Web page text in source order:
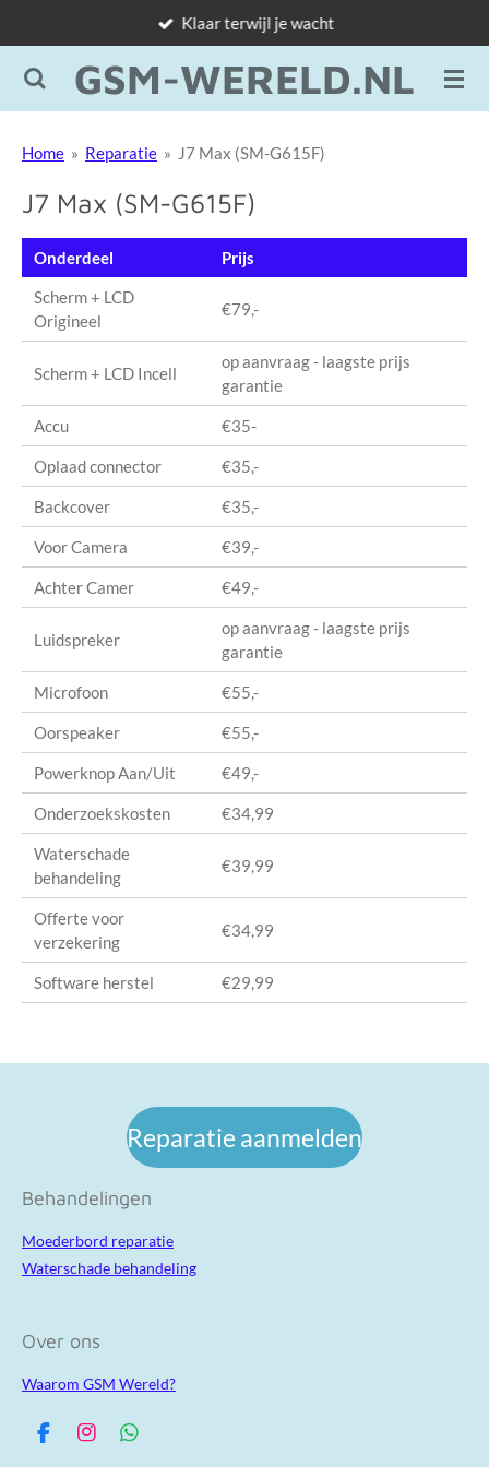
naar
de
GSM-WERELD.NL
Klaar terwijl je wacht
Home » Reparatie » J7 Max (SM-G615F)
J7 Max (SM-G615F)
Onderdeel
Prijs
Scherm + LCD
Origineel
€79,-
Scherm + LCD Incell
op aanvraag - laagste prijs
garantie
Accu €35-
Oplaad connector €35,-
Backcover €35,-
Voor Camera €39,-
Achter Camer €49,-
Luidspreker
op aanvraag - laagste prijs
garantie
Microfoon €55,-
Oorspeaker €55,-
Powerknop Aan/Uit €49,-
Onderzoekskosten €34,99
Waterschade
behandeling
€39,99
Offerte voor
verzekering
€34,99
Software herstel €29,99
Reparatie aanmelden
Behandelingen
Moederbord reparatie
Waterschade behandeling
Over ons
Waarom GSM Wereld?
F
I
W